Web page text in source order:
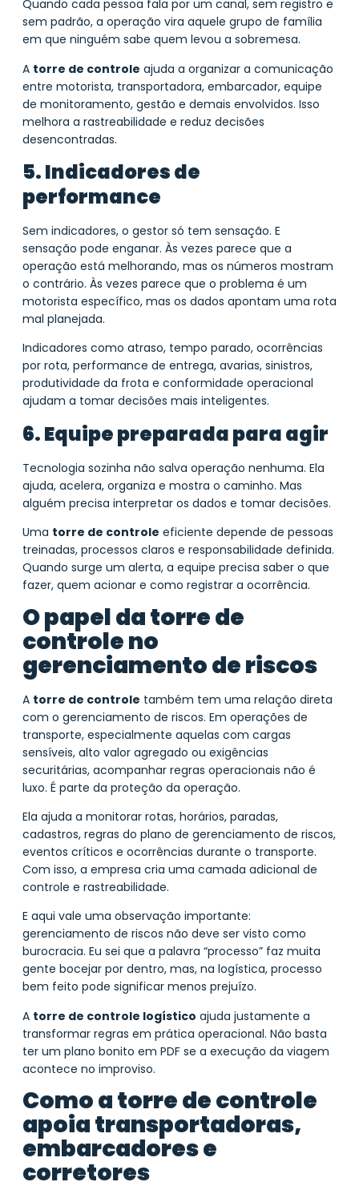
Quando cada pessoa fala por um canal, sem registro e
sem padrão, a operação vira aquele grupo de família
em que ninguém sabe quem levou a sobremesa.
A torre de controle ajuda a organizar a comunicação
entre motorista, transportadora, embarcador, equipe
de monitoramento, gestão e demais envolvidos. Isso
melhora a rastreabilidade e reduz decisões
desencontradas.
5. Indicadores de
performance
Sem indicadores, o gestor só tem sensação. E
sensação pode enganar. Às vezes parece que a
operação está melhorando, mas os números mostram
o contrário. Às vezes parece que o problema é um
motorista específico, mas os dados apontam uma rota
mal planejada.
Indicadores como atraso, tempo parado, ocorrências
por rota, performance de entrega, avarias, sinistros,
produtividade da frota e conformidade operacional
ajudam a tomar decisões mais inteligentes.
6. Equipe preparada para agir
Tecnologia sozinha não salva operação nenhuma. Ela
ajuda, acelera, organiza e mostra o caminho. Mas
alguém precisa interpretar os dados e tomar decisões.
Uma torre de controle eficiente depende de pessoas
treinadas, processos claros e responsabilidade definida.
Quando surge um alerta, a equipe precisa saber o que
fazer, quem acionar e como registrar a ocorrência.
O papel da torre de
controle no
gerenciamento de riscos
A torre de controle também tem uma relação direta
com o gerenciamento de riscos. Em operações de
transporte, especialmente aquelas com cargas
sensíveis, alto valor agregado ou exigências
securitárias, acompanhar regras operacionais não é
luxo. É parte da proteção da operação.
Ela ajuda a monitorar rotas, horários, paradas,
cadastros, regras do plano de gerenciamento de riscos,
eventos críticos e ocorrências durante o transporte.
Com isso, a empresa cria uma camada adicional de
controle e rastreabilidade.
E aqui vale uma observação importante:
gerenciamento de riscos não deve ser visto como
burocracia. Eu sei que a palavra “processo” faz muita
gente bocejar por dentro, mas, na logística, processo
bem feito pode significar menos prejuízo.
A torre de controle logístico ajuda justamente a
transformar regras em prática operacional. Não basta
ter um plano bonito em PDF se a execução da viagem
acontece no improviso.
Como a torre de controle
apoia transportadoras,
embarcadores e
corretores